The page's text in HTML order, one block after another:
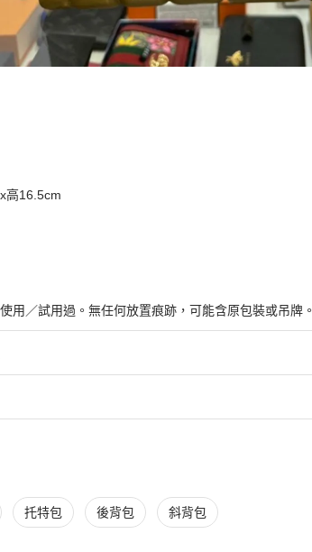
計釦式手提斜背包
高16.5cm
細節
用／試用過。無任何放置痕跡，可能含原包裝或吊牌。
薦
紹
商品推薦
托特包 後背包 斜背包